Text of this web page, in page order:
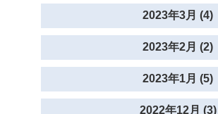
2023年3月 (4)
2023年2月 (2)
2023年1月 (5)
2022年12月 (3)